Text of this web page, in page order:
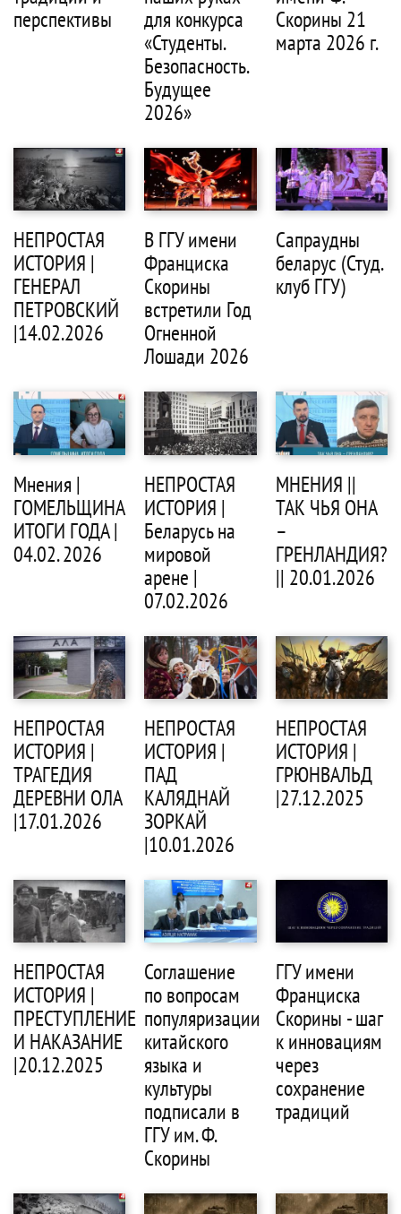
перспективы
для конкурса
«Студенты.
Безопасность.
Будущее
2026»
Скорины 21
марта 2026 г.
НЕПРОСТАЯ
ИСТОРИЯ |
ГЕНЕРАЛ
ПЕТРОВСКИЙ
|14.02.2026
В ГГУ имени
Франциска
Скорины
встретили Год
Огненной
Лошади 2026
Сапраудны
беларус (Студ.
клуб ГГУ)
Мнения |
ГОМЕЛЬЩИНА
ИТОГИ ГОДА |
04.02. 2026
НЕПРОСТАЯ
ИСТОРИЯ |
Беларусь на
мировой
арене |
07.02.2026
МНЕНИЯ ||
ТАК ЧЬЯ ОНА
–
ГРЕНЛАНДИЯ?
|| 20.01.2026
НЕПРОСТАЯ
ИСТОРИЯ |
ТРАГЕДИЯ
ДЕРЕВНИ ОЛА
|17.01.2026
НЕПРОСТАЯ
ИСТОРИЯ |
ПАД
КАЛЯДНАЙ
ЗОРКАЙ
|10.01.2026
НЕПРОСТАЯ
ИСТОРИЯ |
ГРЮНВАЛЬД
|27.12.2025
НЕПРОСТАЯ
ИСТОРИЯ |
ПРЕСТУПЛЕНИЕ
И НАКАЗАНИЕ
|20.12.2025
Соглашение
по вопросам
популяризации
китайского
языка и
культуры
подписали в
ГГУ им. Ф.
Скорины
ГГУ имени
Франциска
Скорины - шаг
к инновациям
через
сохранение
традиций